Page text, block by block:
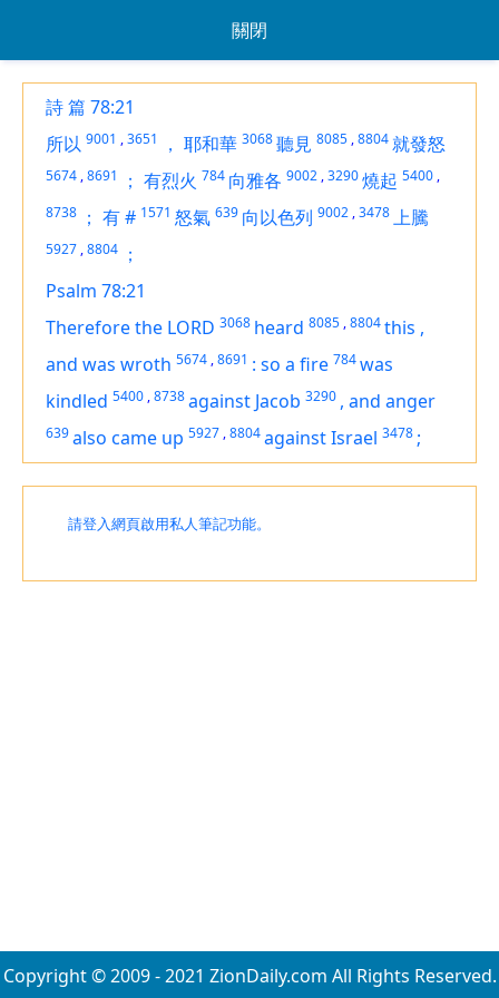
關閉
詩 篇 78:21
所以 9001 ,3651 ， 耶和華 3068聽見 8085 ,8804就發怒
5674 ,8691 ； 有烈火 784 向雅各 9002 ,3290燒起 5400 ,
8738 ； 有# 1571 怒氣 639 向以色列 9002 ,3478上騰
5927 ,8804 ；
Psalm 78:21
Therefore the LORD 3068 heard 8085 ,8804this ,
and was wroth 5674 ,8691 : so a fire 784was
kindled 5400 ,8738against Jacob 3290 , and anger
639also came up 5927 ,8804against Israel 3478 ;
請登入網頁啟用私人筆記功能。
Copyright © 2009 - 2021 ZionDaily.com All Rights Reserved.